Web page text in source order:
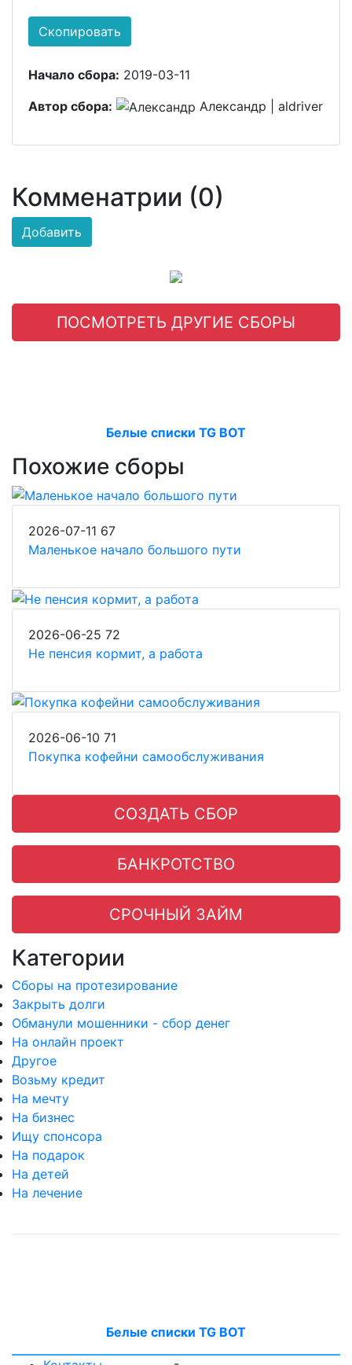
Скопировать
Начало сбора: 2019-03-11
Автор сбора:
Александр | aldriver
Комменатрии (0)
Добавить
ПОСМОТРЕТЬ ДРУГИЕ СБОРЫ
Белые списки TG BOT
Похожие сборы
2026-07-11 67
Маленькое начало большого пути
2026-06-25 72
Не пенсия кормит, а работа
2026-06-10 71
Покупка кофейни самообслуживания
СОЗДАТЬ СБОР
БАНКРОТСТВО
СРОЧНЫЙ ЗАЙМ
Категории
Сборы на протезирование
Закрыть долги
Обманули мошенники - сбор денег
На онлайн проект
Другое
Возьму кредит
На мечту
На бизнес
Ищу спонсора
На подарок
На детей
На лечение
Белые списки TG BOT